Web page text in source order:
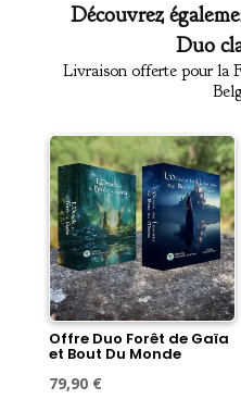
Découvrez
Duo
Livraison offerte pour la
Offre Duo Forêt de Gaïa
et Bout Du Monde
Le
79,90 €Le